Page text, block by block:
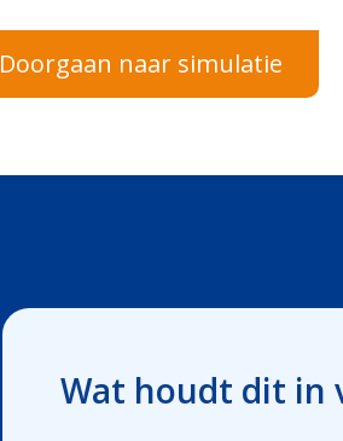
Doorgaan naar simulatie
Wat houdt dit in